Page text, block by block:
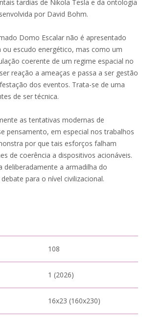
tardias de Nikola Tesla e da ontologia
por David Bohm.
Domo Escalar não é apresentado
escudo energético, mas como um
coerente de um regime espacial no
reação a ameaças e passa a ser gestão
dos eventos. Trata-se de uma
de ser técnica.
as tentativas modernas de
pensamento, em especial nos trabalhos
por que tais esforços falham
de coerência a dispositivos acionáveis.
deliberadamente a armadilha do
para o nível civilizacional.
108
1 (2026)
16x23 (160x230)